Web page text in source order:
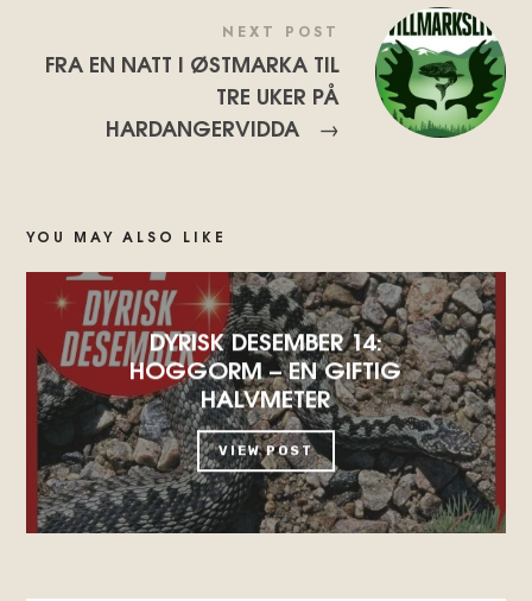
NEXT POST
FRA EN NATT I ØSTMARKA TIL
TRE UKER PÅ
HARDANGERVIDDA
→
YOU MAY ALSO LIKE
DYRISK DESEMBER 14:
HOGGORM – EN GIFTIG
HALVMETER
VIEW POST